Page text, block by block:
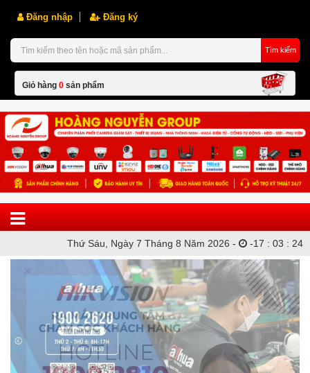
Đăng nhập Đăng ký
Tìm kiếm
Giỏ hàng 0 sản phẩm
Thứ Sáu, Ngày 7 Tháng 8 Năm 2026 - -17 : 03 : 24